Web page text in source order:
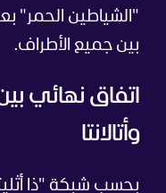
"الشياطين الحمر"
بين جميع الأطراف.
اتفاق نهائي
وأتالانتا
بحسب شبكة "ذا